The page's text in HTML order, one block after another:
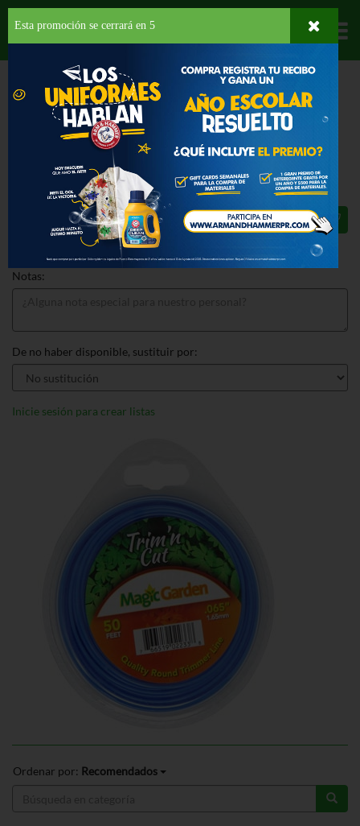
Departamentos
HOGAR, SALUD Y BELLEZA JARDINERÍA
MANTENIMIENTO
SUP.TR.HILO TRIMMER.065P
SUP.TR.HILO TRIMMER.065P 50 FT
$1.99
Notas:
De no haber disponible, sustituir por:
Inicie sesión para crear listas
Ordenar por: Recomendados
Esta promoción se cerrará en 4